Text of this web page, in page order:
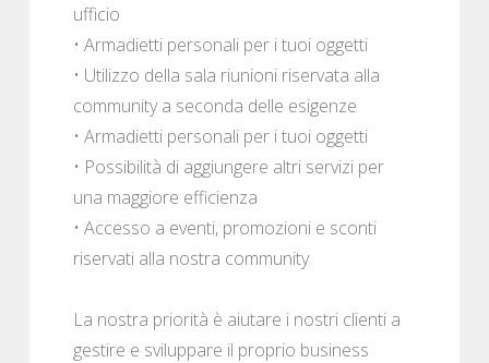
ufficio
• Armadietti personali per i tuoi oggetti
• Utilizzo della sala riunioni riservata alla
community a seconda delle esigenze
• Armadietti personali per i tuoi oggetti
• Possibilità di aggiungere altri servizi per
una maggiore efficienza
• Accesso a eventi, promozioni e sconti
riservati alla nostra community
La nostra priorità è aiutare i nostri clienti a
gestire e sviluppare il proprio business